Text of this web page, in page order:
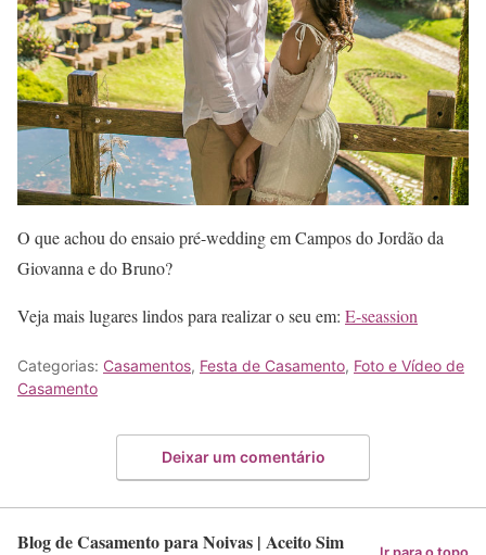
O que achou do ensaio pré-wedding em Campos do Jordão da
Giovanna e do Bruno?
Veja mais lugares lindos para realizar o seu em: E-seassion
Categorias: Casamentos, Festa de Casamento, Foto e Vídeo de
Casamento
Deixar um comentário
Blog de Casamento para Noivas | Aceito Sim